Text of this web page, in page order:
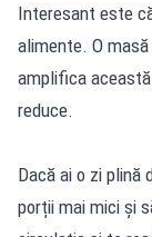
Interesant este
alimente. O
amplifica
reduce.
Dacă ai o zi plină
porții mai mici și